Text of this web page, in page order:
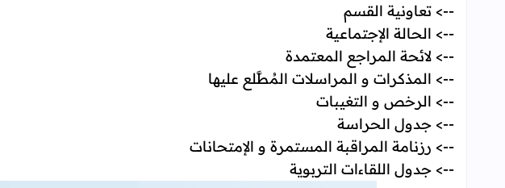
--> تعاونية القسم
--> الحالة الإجتماعية
--> لائحة المراجع المعتمدة
--> المذكرات و المراسلات المُطَّلع عليها
--> الرخص و التغيبات
--> جدول الحراسة
--> رزنامة المراقبة المستمرة و الإمتحانات
--> جدول اللقاءات التربوية